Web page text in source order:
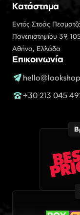
Κατάστημα
Εντός Στοάς
Πανεπιστημίου 39,
Αθήνα, Ελλάδα
Επικοινωνία
+30 213 045